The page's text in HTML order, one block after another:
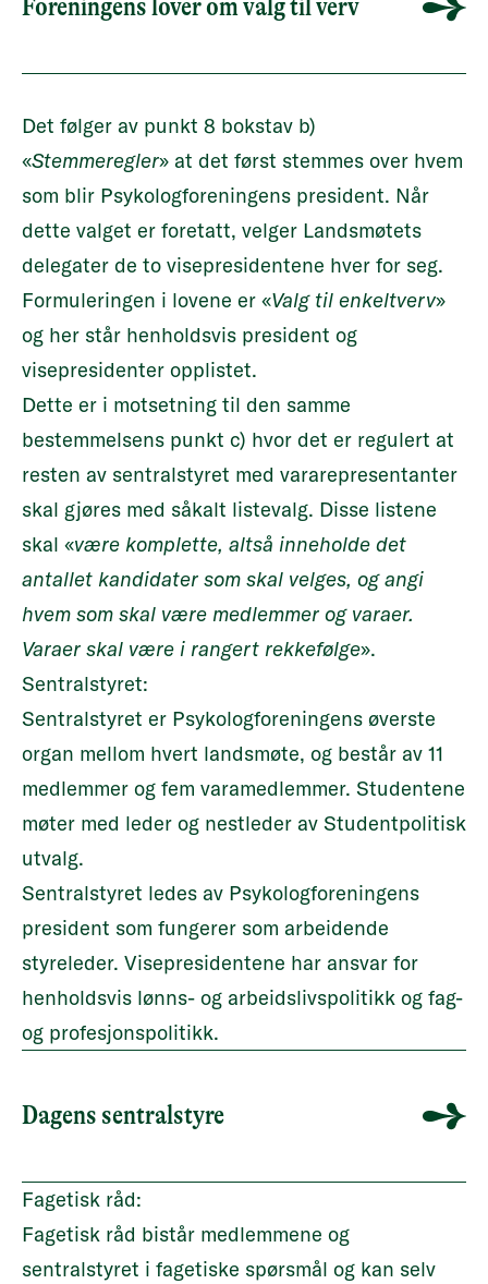
Foreningens lover om valg til verv
Det følger av punkt 8 bokstav b)
«Stemmeregler» at det først stemmes over hvem
som blir Psykologforeningens president. Når
dette valget er foretatt, velger Landsmøtets
delegater de to visepresidentene hver for seg.
Formuleringen i lovene er «Valg til enkeltverv»
og her står henholdsvis president og
visepresidenter opplistet.
Dette er i motsetning til den samme
bestemmelsens punkt c) hvor det er regulert at
resten av sentralstyret med vararepresentanter
skal gjøres med såkalt listevalg. Disse listene
skal «være komplette, altså inneholde det
antallet kandidater som skal velges, og angi
hvem som skal være medlemmer og varaer.
Varaer skal være i rangert rekkefølge».
Sentralstyret:
Sentralstyret er Psykologforeningens øverste
organ mellom hvert landsmøte, og består av 11
medlemmer og fem varamedlemmer. Studentene
møter med leder og nestleder av Studentpolitisk
utvalg.
Sentralstyret ledes av Psykologforeningens
president som fungerer som arbeidende
styreleder. Visepresidentene har ansvar for
henholdsvis lønns- og arbeidslivspolitikk og fag-
og profesjonspolitikk.
Dagens sentralstyre
Fagetisk råd:
Fagetisk råd bistår medlemmene og
sentralstyret i fagetiske spørsmål og kan selv